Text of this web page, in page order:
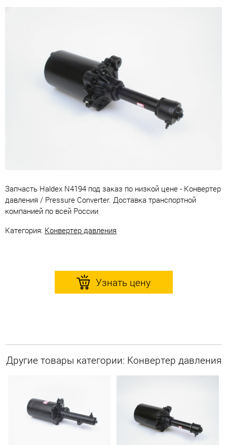
Запчасть Haldex N4194 под заказ по низкой цене - Конвертер
давления / Pressure Converter. Доставка транспортной
компанией по всей России
Категория: Конвертер давления
Узнать цену
Другие товары категории: Конвертер давления